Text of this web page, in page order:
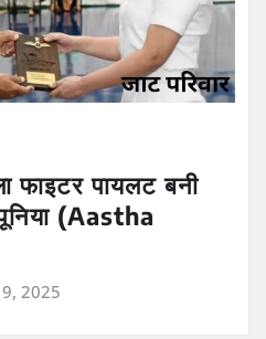
फाइटर पायलट बनी
(Aastha
9, 2025